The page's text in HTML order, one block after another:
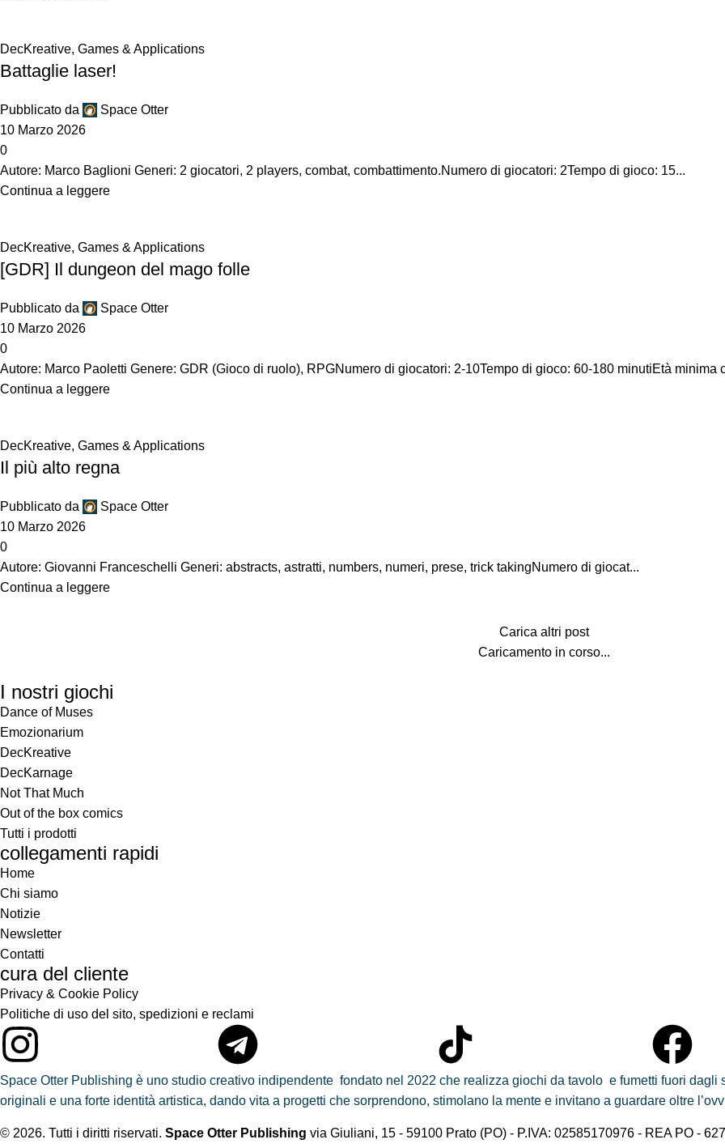
DecKreative, Games & Applications
Battaglie laser!
Pubblicato da
Space Otter
10 Marzo 2026
0
Autore: Marco Baglioni Generi: 2 giocatori, 2 players, combat, combattimento.Numero di giocatori: 2Tempo di gioco: 15...
Continua a leggere
DecKreative, Games & Applications
[GDR] Il dungeon del mago folle
Pubblicato da
Space Otter
10 Marzo 2026
0
Autore: Marco Paoletti Genere: GDR (Gioco di ruolo), RPGNumero di giocatori: 2-10Tempo di gioco: 60-180 minutiEtà minima
Continua a leggere
DecKreative, Games & Applications
Il più alto regna
Pubblicato da
Space Otter
10 Marzo 2026
0
Autore: Giovanni Franceschelli Generi: abstracts, astratti, numbers, numeri, prese, trick takingNumero di giocat...
Continua a leggere
Carica altri post
Caricamento in corso...
I nostri giochi
Dance of Muses
Emozionarium
DecKreative
DecKarnage
Not That Much
Out of the box comics
Tutti i prodotti
collegamenti rapidi
Home
Chi siamo
Notizie
Newsletter
Contatti
cura del cliente
Privacy & Cookie Policy
Politiche di uso del sito, spedizioni e reclami
Space Otter Publishing è uno studio creativo indipendente fondato nel 2022 che realizza giochi da tavolo e fumetti fuori
originali e una forte identità artistica, dando vita a progetti che sorprendono, stimolano la mente e invitano a guardare oltre
© 2026. Tutti i diritti riservati. Space Otter Publishing via Giuliani, 15 - 59100 Prato (PO) - P.IVA: 02585170976 - REA PO -